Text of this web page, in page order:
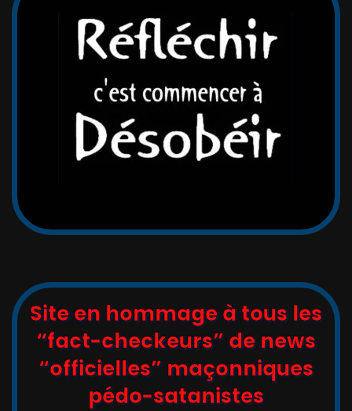
Site en hommage à tous les
“fact-checkeurs” de news
“officielles” maçonniques
pédo-satanistes